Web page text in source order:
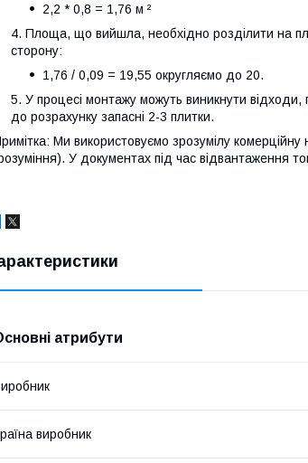
2,2 * 0,8 = 1,76 м ²
Площа, що вийшла, необхідно розділити на
сторону:
1,76 / 0,09 = 19,55 округляємо до 20.
У процесі монтажу можуть виникнути відходи,
до розрахунку запасні 2-3 плитки.
Ми використовуємо зрозумілу
У документах під час відвантаження
атрибути
виробник